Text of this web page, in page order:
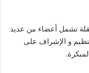
تشمل أعضاء من عديد
و الإشراف على